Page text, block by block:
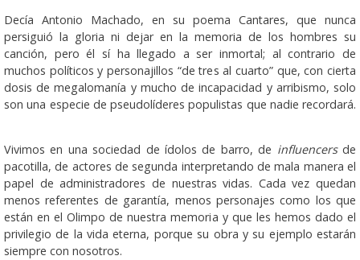
Decía Antonio Machado, en su poema Cantares, que nunca
persiguió la gloria ni dejar en la memoria de los hombres su
canción, pero él sí ha llegado a ser inmortal; al contrario de
muchos políticos y personajillos “de tres al cuarto” que, con cierta
dosis de megalomanía y mucho de incapacidad y arribismo, solo
son una especie de pseudolíderes populistas que nadie recordará.
Vivimos en una sociedad de ídolos de barro, de influencersde
pacotilla, de actores de segunda interpretando de mala manera el
papel de administradores de nuestras vidas. Cada vez quedan
menos referentes de garantía, menos personajes como los que
están en el Olimpo de nuestra memoria y que les hemos dado el
privilegio de la vida eterna, porque su obra y su ejemplo estarán
siempre con nosotros.